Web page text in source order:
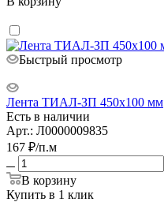
Быстрый просмотр
Лента ТИАЛ-ЗП 450х100 мм
Есть в наличии
Арт.: Л0000009835
167 ₽/п.м
В корзину
Купить в 1 клик